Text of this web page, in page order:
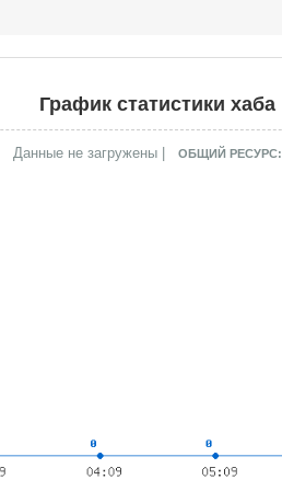
График статистики хаба
Данные не загружены | ОБЩИЙ РЕСУРС: